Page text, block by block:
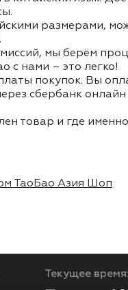
размерами,
мы берём
с нами – это легко!
покупок. Вы
сбербанк
товар и где
ТаоБао Азия Шоп
Текущее время: